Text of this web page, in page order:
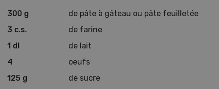
300 g
de pâte à gâteau ou pâte feuilletée
3 c.s.
de farine
1 dl
de lait
4
oeufs
125 g
de sucre